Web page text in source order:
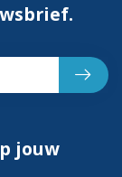
jouw